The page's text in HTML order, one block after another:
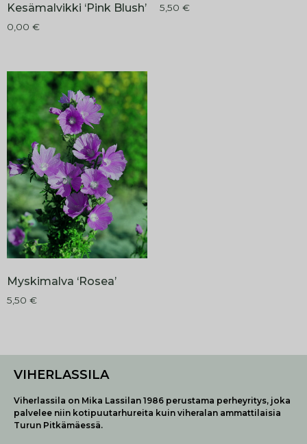
Kesämalvikki ‘Pink Blush’
0,00 €
5,50 €
Myskimalva ‘Rosea’
5,50 €
VIHERLASSILA
Viherlassila on Mika Lassilan 1986 perustama perheyritys, joka
palvelee niin kotipuutarhureita kuin viheralan ammattilaisia
Turun Pitkämäessä.